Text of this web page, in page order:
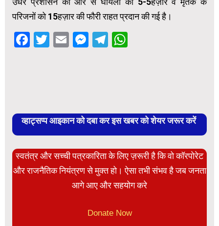
परिजनों को 15हज़ार की फौरी राहत प्रदान की गई है।
Facebook
Twitter
EmailMessenger
Telegram
व्हाट्सप्प आइकान को दबा कर इस खबर को शेयर जरूर करें
स्वतंत्र और सच्ची पत्रकारिता के लिए ज़रूरी है कि वो कॉरपोरेट
और राजनैतिक नियंत्रण से मुक्त हो। ऐसा तभी संभव है जब जनता
आगे आए और सहयोग करे
Donate Now